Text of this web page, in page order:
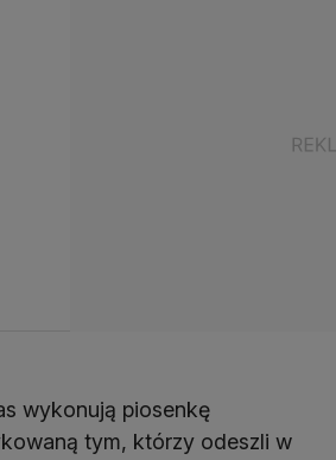
wykonują piosenkę
tym, którzy odeszli w